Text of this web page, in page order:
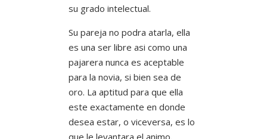
su grado intelectual.
Su pareja no podra atarla, ella
es una ser libre asi­ como una
pajarera nunca es aceptable
para la novia, si bien sea de
oro. La aptitud para que ella
este exactamente en donde
desea estar, o viceversa, es lo
que le levantara el animo.